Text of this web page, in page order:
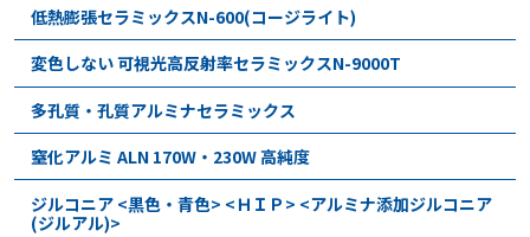
低熱膨張セラミックスN-600(コージライト)
変色しない 可視光高反射率セラミックスN-9000T
多孔質・孔質アルミナセラミックス
窒化アルミ ALN 170W・230W 高純度
ジルコニア <黒色・青色> <ＨＩＰ> <アルミナ添加ジルコニア
(ジルアル)>